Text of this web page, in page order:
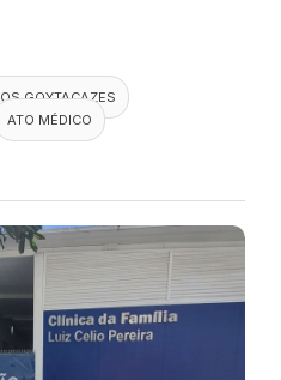
GOYTACAZES
ATO MÉDICO